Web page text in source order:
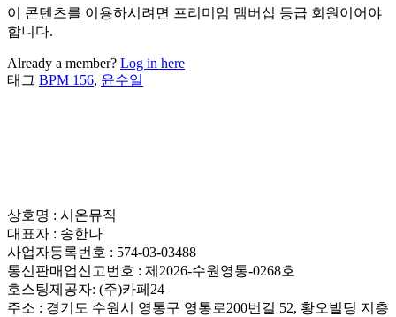
이 콘텐츠를 이용하시려면 프리미엄 멤버십 등급 회원이어야
합니다.
Already a member? Log in here
태그 BPM 156, 윤수일
상호명 : 시온뮤직
대표자 : 송한나
사업자등록번호 : 574-03-03488
통신판매업신고번호 : 제2026-수원영통-0268호
호스팅제공자: (주)카페24
주소 : 경기도 수원시 영통구 영통로200번길 52, 황오빌딩 지층